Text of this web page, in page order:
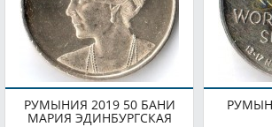
РУМЫНИЯ 2019 50 БАНИ
МАРИЯ ЭДИНБУРГСКАЯ